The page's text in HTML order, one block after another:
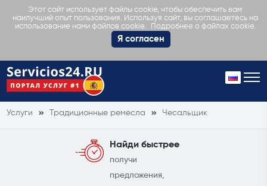
Этот сайт использует файлы cookie, чтобы обеспечить вам
наилучший опыт пользования. Используя сайт, вы соглашаетесь на
использование нами файлов cookie.
Подробнее о файлах cookie.
Я согласен
Услуги Традиционные ремесла Чесальщик
Найди быстрее
получи
предложения,